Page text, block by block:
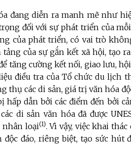
đang diễn ra manh mẽ như
đối với sự phát triển của
của phát triển, có vai trò
của sự gắn kết xã hội, tạo
tăng cường kết nối, giao lưu,
điều tra của Tổ chức du lịch
thụ các di sản, giá trị văn hóa
hấp dẫn bởi các điểm đến bởi
di sản văn hóa đã được
nhân loại(1). Vì vậy, việc khai thác
đáo, riêng biệt, tạo sức hút